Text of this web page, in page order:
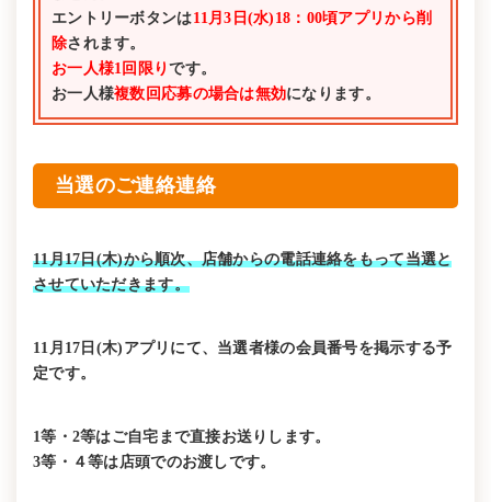
エントリーボタンは11月3日(水)18：00頃アプリから削
除されます。
お一人様1回限りです。
お一人様複数回応募の場合は無効になります。
当選のご連絡連絡
11月17日(木)から順次、店舗からの電話連絡をもって当選と
させていただきます。
11月17日(木)アプリにて、当選者様の会員番号を掲示する予
定です。
1等・2等はご自宅まで直接お送りします。
3等・４等は店頭でのお渡しです。